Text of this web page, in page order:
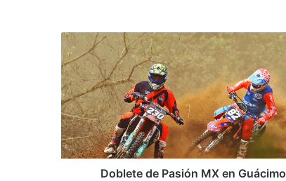
b ok
e
D
o
b
l
e
t
e
d
e
Doblete de Pasión MX en Guácimo